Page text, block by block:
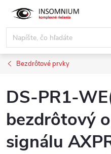
obsah
Bezdrôtové prvky
DS-PR1-
bezdrôtový
signálu
www.insomnium.sk -